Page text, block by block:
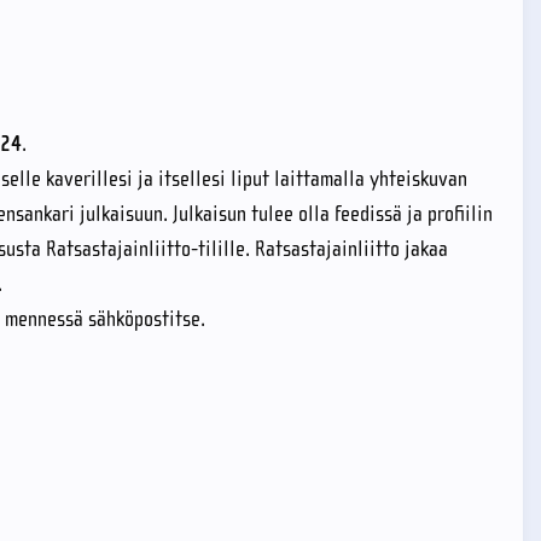
.
kaverillesi ja itsellesi liput laittamalla yhteiskuvan
julkaisuun. Julkaisun tulee olla feedissä ja profiilin
Ratsastajainliitto-tilille. Ratsastajainliitto jakaa
sähköpostitse.